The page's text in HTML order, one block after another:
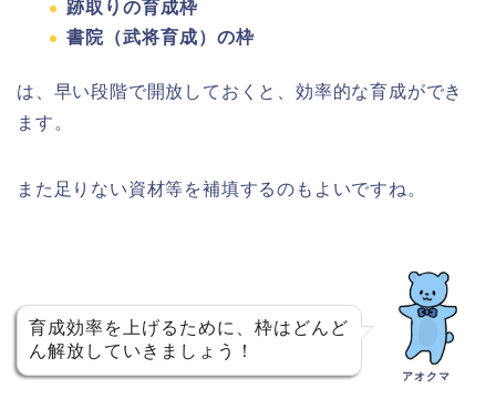
跡取りの育成枠
書院（武将育成）の枠
は、早い段階で開放しておくと、効率的な育成ができ
ます。
また足りない資材等を補填するのもよいですね。
育成効率を上げるために、枠はどんど
ん解放していきましょう！
アオクマ